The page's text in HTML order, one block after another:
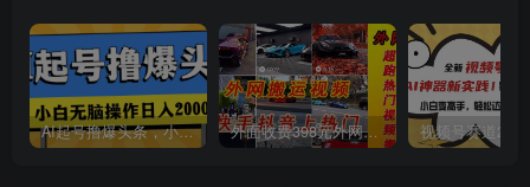
AI起号撸爆头条，小白也能操作，日入2000+ 外面收费398元外网超跑豪车汽车视频搬运至快手抖音上热门项目